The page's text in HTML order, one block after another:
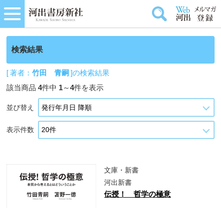
検索結果
[ 著者：竹田 青嗣 ]の検索結果
該当商品4件中 1～4件を表示
並び替え
表示件数
文庫・新書
河出新書
伝授！ 哲学の極意